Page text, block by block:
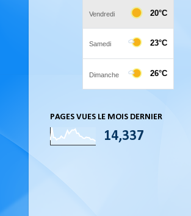
PAGES VUES LE MOIS DERNIER
14,337